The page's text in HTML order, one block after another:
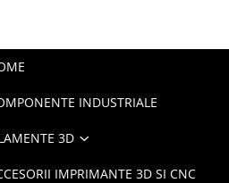
INDUSTRIALE
3D
IMPRIMANTE 3D SI CNC